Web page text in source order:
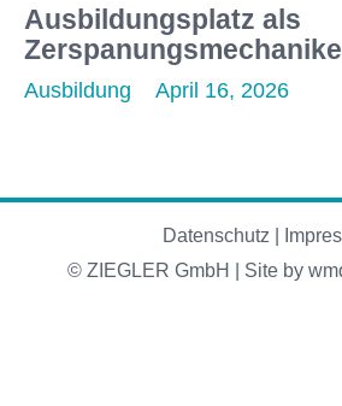
Ausbildungsplatz als
Ausbildung April 16, 2026
Datenschutz
© ZIEGLER GmbH | Site by